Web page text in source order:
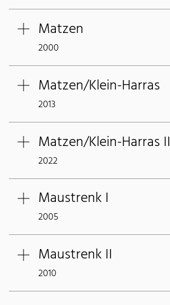
Matzen
2000
Matzen/Klein-Harras
2013
Matzen/Klein-Harras II
2022
Maustrenk I
2005
Maustrenk II
2010